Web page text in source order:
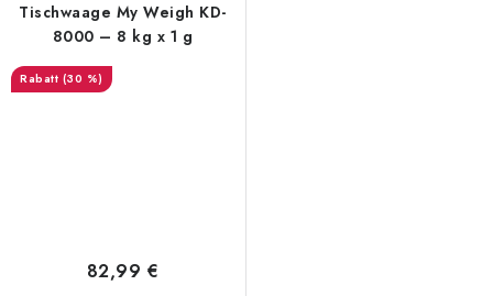
Tischwaage My Weigh KD-
8000 – 8 kg x 1 g
(30 %)
82,99 €